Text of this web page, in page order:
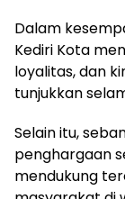
Dalam
Kediri Kota
loyalitas, dan
tunjukkan
Selain itu,
penghargaan
mendukung